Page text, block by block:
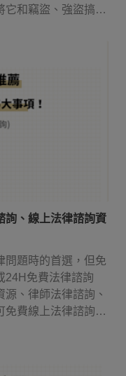
它和竊盜、強盜搞
詢、線上法律諮詢資
問題時的首選，但免
24H免費法律諮詢
、律師法律諮詢、
免費線上法律諮詢，